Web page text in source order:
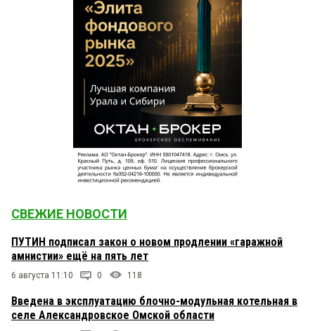
СВЕЖИЕ НОВОСТИ
ПУТИН подписал закон о новом продлении «гаражной
амнистии» ещё на пять лет
6 августа 11:10 0 118
Введена в эксплуатацию блочно-модульная котельная в
селе Александровское Омской области